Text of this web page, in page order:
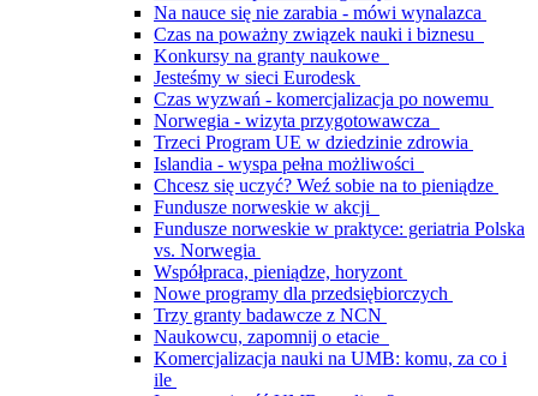
Na nauce się nie zarabia - mówi wynalazca
Czas na poważny związek nauki i biznesu
Konkursy na granty naukowe
Jesteśmy w sieci Eurodesk
Czas wyzwań - komercjalizacja po nowemu
Norwegia - wizyta przygotowawcza
Trzeci Program UE w dziedzinie zdrowia
Islandia - wyspa pełna możliwości
Chcesz się uczyć? Weź sobie na to pieniądze
Fundusze norweskie w akcji
Fundusze norweskie w praktyce: geriatria Polska
vs. Norwegia
Współpraca, pieniądze, horyzont
Nowe programy dla przedsiębiorczych
Trzy granty badawcze z NCN
Naukowcu, zapomnij o etacie
Komercjalizacja nauki na UMB: komu, za co i
ile